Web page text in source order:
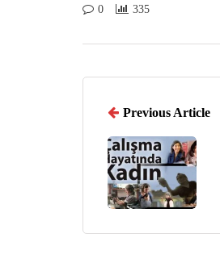
0 335
Previous Article